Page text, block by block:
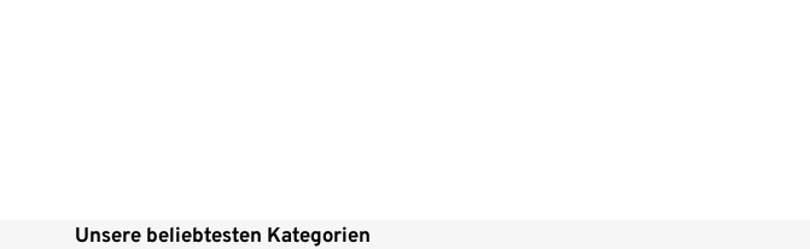
Unsere beliebtesten Kategorien